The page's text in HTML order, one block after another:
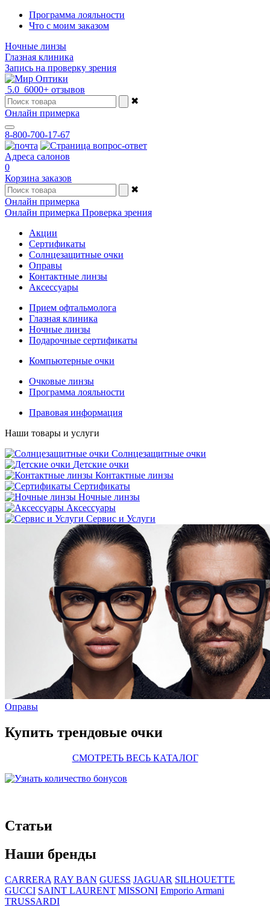
Программа лояльности
Что с моим заказом
Ночные линзы
Глазная клиника
Запись на проверку зрения
5.0 6000+ отзывов
✖
Онлайн примерка
8-800-700-17-67
Адреса салонов
0
Корзина заказов
✖
Онлайн примерка
Онлайн примерка Проверка зрения
Акции
Сертификаты
Солнцезащитные очки
Оправы
Контактные линзы
Аксессуары
Прием офтальмолога
Глазная клиника
Ночные линзы
Подарочные сертификаты
Компьютерные очки
Очковые линзы
Программа лояльности
Правовая информация
Наши товары и услуги
Солнцезащитные очки
Детские очки
Контактные линзы
Сертификаты
Ночные линзы
Аксессуары
Сервис и Услуги
Оправы
Купить трендовые очки
СМОТРЕТЬ ВЕСЬ КАТАЛОГ
Статьи
Наши бренды
CARRERA RAY BAN GUESS JAGUAR SILHOUETTE
GUCCI SAINT LAURENT MISSONI Emporio Armani
TRUSSARDI